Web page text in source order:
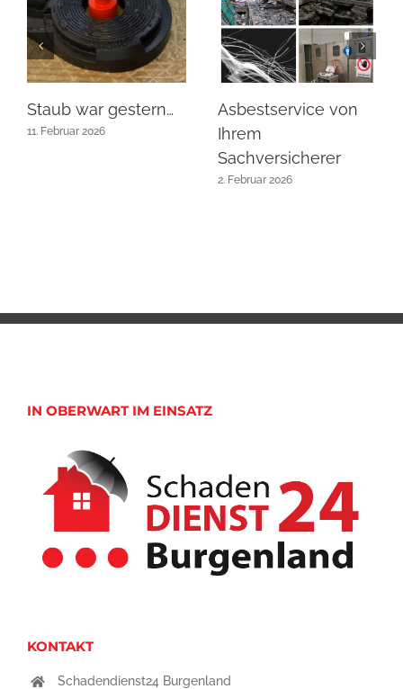
Staub war gestern…
11. Februar 2026
Asbestservice von
Ihrem
Sachversicherer
2. Februar 2026
IN OBERWART IM EINSATZ
KONTAKT
Schadendienst24 Burgenland